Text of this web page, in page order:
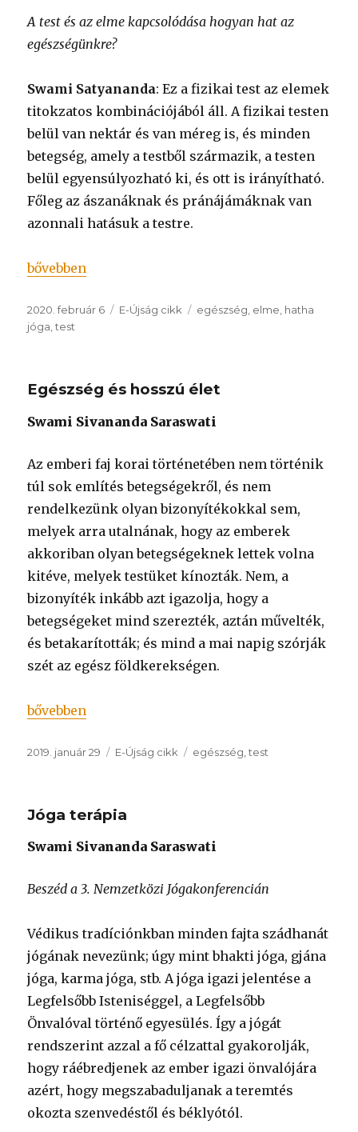
A test és az elme kapcsolódása hogyan hat az
egészségünkre?
Swami Satyananda: Ez a fizikai test az elemek
titokzatos kombinációjából áll. A fizikai testen
belül van nektár és van méreg is, és minden
betegség, amely a testből származik, a testen
belül egyensúlyozható ki, és ott is irányítható.
Főleg az ászanáknak és pránájámáknak van
azonnali hatásuk a testre.
„A jóga és az egészség”
bővebben
Közzétéve
2020. február 6 Kategória
E-Újság cikk Címke
egészség elme hatha
jóga ,test
Egészség és hosszú élet
Swami Sivananda Saraswati
Az emberi faj korai történetében nem történik
túl sok említés betegségekről, és nem
rendelkezünk olyan bizonyítékokkal sem,
melyek arra utalnának, hogy az emberek
akkoriban olyan betegségeknek lettek volna
kitéve, melyek testüket kínozták. Nem, a
bizonyíték inkább azt igazolja, hogy a
betegségeket mind szerezték, aztán művelték,
és betakarították; és mind a mai napig szórják
szét az egész földkerekségen.
„Egészség és hosszú élet”
bővebben
Közzétéve
2019. január 29 Kategória
E-Újság cikk Címke
egészség ,test
Jóga terápia
Swami Sivananda Saraswati
Beszéd a 3. Nemzetközi Jógakonferencián
Védikus tradíciónkban minden fajta szádhanát
jógának nevezünk; úgy mint bhakti jóga, gjána
jóga, karma jóga, stb. A jóga igazi jelentése a
Legfelsőbb Isteniséggel, a Legfelsőbb
Önvalóval történő egyesülés. Így a jógát
rendszerint azzal a fő célzattal gyakorolják,
hogy ráébredjenek az ember igazi önvalójára
azért, hogy megszabaduljanak a teremtés
okozta szenvedéstől és béklyótól.